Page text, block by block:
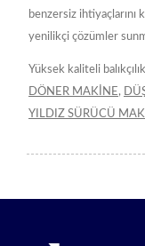
benzersiz ihtiyaçlarını
yenilikçi çözümler
Yüksek kaliteli
DÖNER MAKİNE,
YILDIZ SÜRÜCÜ